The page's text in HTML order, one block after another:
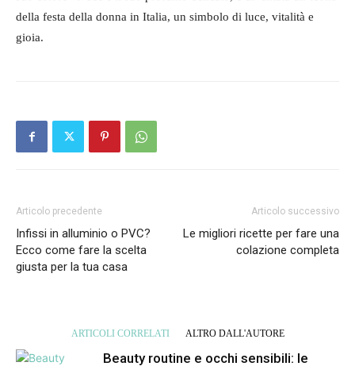
della festa della donna in Italia, un simbolo di luce, vitalità e
gioia.
Articolo precedente
Infissi in alluminio o PVC?
Ecco come fare la scelta
giusta per la tua casa
Articolo successivo
Le migliori ricette per fare una
colazione completa
ARTICOLI CORRELATI ALTRO DALL'AUTORE
Beauty routine e occhi sensibili: le